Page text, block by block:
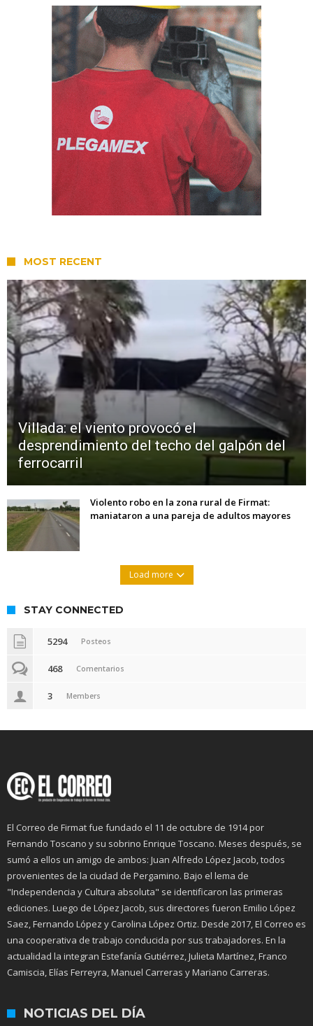
MOST RECENT
Villada: el viento provocó el
desprendimiento del techo del galpón del
ferrocarril
Violento robo en la zona rural de Firmat:
maniataron a una pareja de adultos mayores
Load more
STAY CONNECTED
5294 Posteos
468 Comentarios
3 Members
El Correo de Firmat fue fundado el 11 de octubre de 1914 por
Fernando Toscano y su sobrino Enrique Toscano. Meses después, se
sumó a ellos un amigo de ambos: Juan Alfredo López Jacob, todos
provenientes de la ciudad de Pergamino. Bajo el lema de
"Independencia y Cultura absoluta" se identificaron las primeras
ediciones. Luego de López Jacob, sus directores fueron Emilio López
Saez, Fernando López y Carolina López Ortiz. Desde 2017, El Correo es
una cooperativa de trabajo conducida por sus trabajadores. En la
actualidad la integran Estefanía Gutiérrez, Julieta Martínez, Franco
Camiscia, Elías Ferreyra, Manuel Carreras y Mariano Carreras.
NOTICIAS DEL DÍA